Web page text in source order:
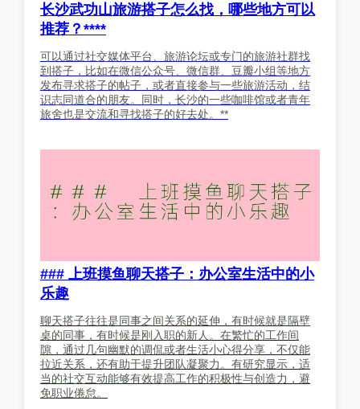
长沙武功山旅游搭子怎么找，哪些地方可以
推荐？****
可以通过社交媒体平台、旅游论坛或专门的旅游社群找
到搭子，比如在微信公众号、微信群、豆瓣小组等地方
发布寻求搭子的帖子，或者直接参与一些旅游活动，结
识志同道合的朋友。同时，长沙的一些咖啡馆或者青年
旅舍也是交流和寻找搭子的好去处。**
### 上班摸鱼聊天搭子：办公室生活中的小
乐趣
聊天搭子往往是同事之间关系的延伸，有时候就是隔壁
桌的同事，有时候是刚入职的新人。在繁忙的工作间
隙，通过几句幽默的调侃或者生活小心得分享，不仅能
拉近关系，还有助于提升团队凝聚力。有研究显示，适
当的社交互动能够有效提高工作的积极性与创造力，避
免职业倦怠。